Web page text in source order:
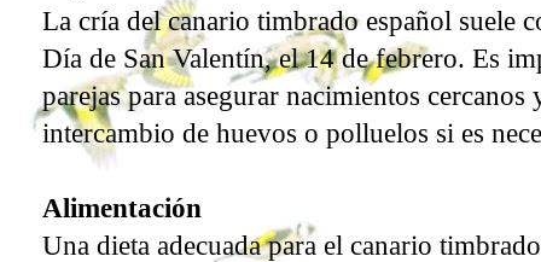
La cría del canario timbrado español suele
Día de San Valentín, el 14 de febrero. Es
parejas para asegurar nacimientos
intercambio de huevos o polluelos si es
Alimentación
Una dieta adecuada para el canario